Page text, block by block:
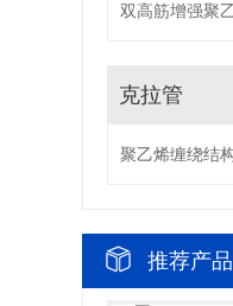
克拉管
推荐产品